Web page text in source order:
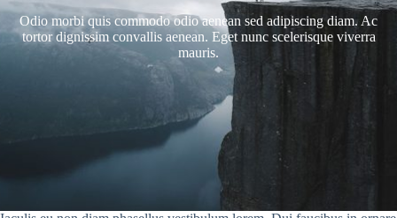
Odio morbi quis commodo odio aenean sed adipiscing diam. Ac
tortor dignissim convallis aenean. Eget nunc scelerisque viverra
mauris.